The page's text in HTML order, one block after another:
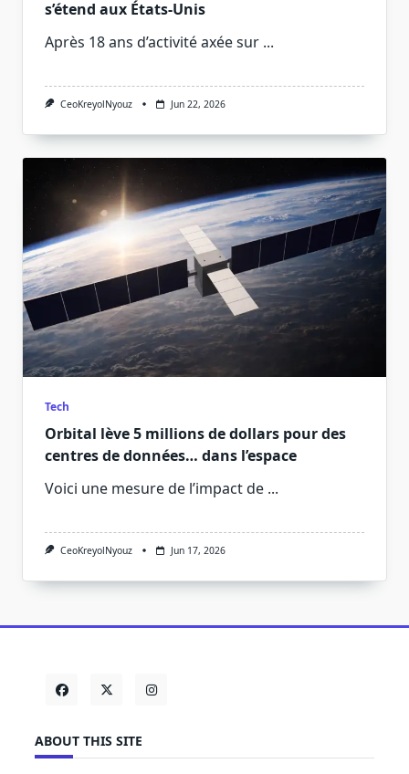
s’étend aux États-Unis
Après 18 ans d’activité axée sur ...
CeoKreyolNyouz Jun 22, 2026
Tech
Orbital lève 5 millions de dollars pour des
centres de données… dans l’espace
Voici une mesure de l’impact de ...
CeoKreyolNyouz Jun 17, 2026
ABOUT THIS SITE